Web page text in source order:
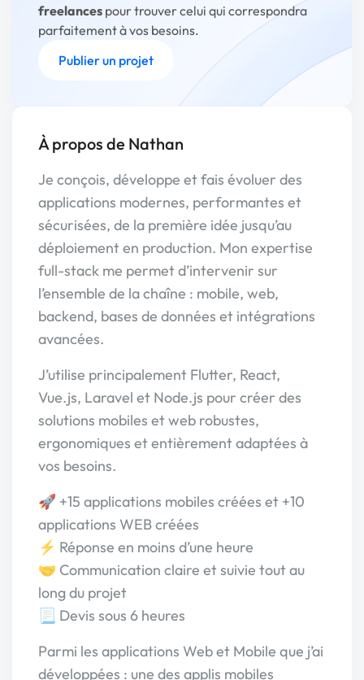
freelances pour trouver celui qui correspondra
parfaitement à vos besoins.
Publier un projet
À propos de Nathan
Je conçois, développe et fais évoluer des
applications modernes, performantes et
sécurisées, de la première idée jusqu’au
déploiement en production. Mon expertise
full-stack me permet d’intervenir sur
l’ensemble de la chaîne : mobile, web,
backend, bases de données et intégrations
avancées.
J’utilise principalement Flutter, React,
Vue.js, Laravel et Node.js pour créer des
solutions mobiles et web robustes,
ergonomiques et entièrement adaptées à
vos besoins.
🚀 +15 applications mobiles créées et +10
applications WEB créées
⚡ Réponse en moins d’une heure
🤝 Communication claire et suivie tout au
long du projet
📃 Devis sous 6 heures
Parmi les applications Web et Mobile que j’ai
développées : une des applis mobiles